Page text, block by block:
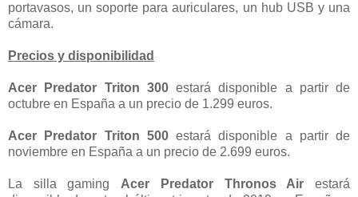
portavasos, un soporte para auriculares, un hub USB y una
cámara.
Precios y disponibilidad
Acer Predator Triton 300estará disponible a partir de
octubre en España a un precio de 1.299 euros.
Acer Predator Triton 500estará disponible a partir de
noviembre en España a un precio de 2.699 euros.
La silla gamingAcer Predator Thronos Air estará